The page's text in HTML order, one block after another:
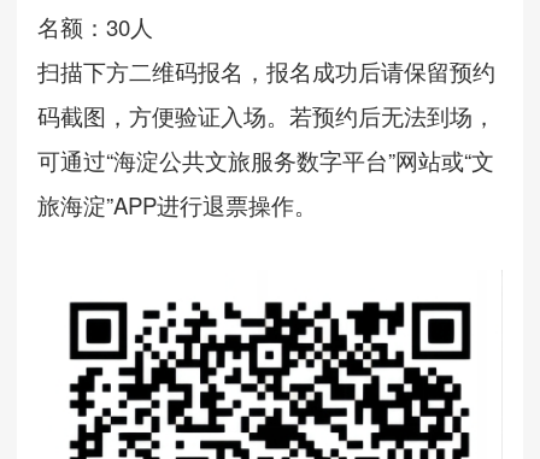
名额：30人
扫描下方二维码报名，报名成功后请保留预约
码截图，方便验证入场。若预约后无法到场，
可通过“海淀公共文旅服务数字平台”网站或“文
旅海淀”APP进行退票操作。